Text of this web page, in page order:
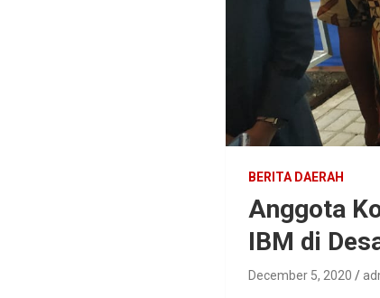
BERITA DAERAH
Anggota
IBM di
December 5, 2020